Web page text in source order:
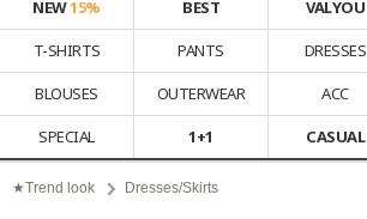
NEW15% BEST VALYOU
T-SHIRTS
PANTS DRESSES
BLOUSES
OUTERWEAR ACC
SPECIAL
1+1 CASUAL
★Trend look Dresses/Skirts